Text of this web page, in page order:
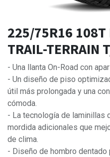
225/75R16 108T
TRAIL-TERRAIN
- Una llanta On-Road con
- Un diseño de piso
útil más prolongada y una
cómoda.
- La tecnología de laminillas
mordida adicionales que
de clima.
- Diseño de hombro